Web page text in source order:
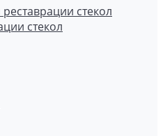
стекол
стекол